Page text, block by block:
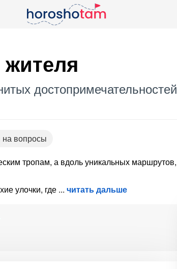
жителя
вопросы
тропам, а вдоль уникальных маршрутов,
улочки, где
читать дальше